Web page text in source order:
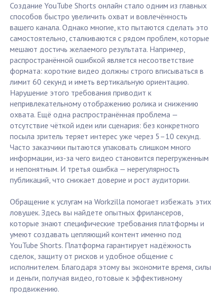
Создание YouTube Shorts онлайн стало одним из главных
способов быстро увеличить охват и вовлечённость
вашего канала. Однако многие, кто пытаются сделать это
самостоятельно, сталкиваются с рядом проблем, которые
мешают достичь желаемого результата. Например,
распространённой ошибкой является несоответствие
формата: короткие видео должны строго вписываться в
лимит 60 секунд и иметь вертикальную ориентацию.
Нарушение этого требования приводит к
непривлекательному отображению ролика и снижению
охвата. Ещё одна распространённая проблема —
отсутствие чёткой идеи или сценария: без конкретного
посыла зритель теряет интерес уже через 5–10 секунд.
Часто заказчики пытаются упаковать слишком много
информации, из-за чего видео становится перегруженным
и непонятным. И третья ошибка — нерегулярность
публикаций, что снижает доверие и рост аудитории.
Обращение к услугам на Workzilla помогает избежать этих
ловушек. Здесь вы найдете опытных фрилансеров,
которые знают специфические требования платформы и
умеют создавать цепляющий контент именно под
YouTube Shorts. Платформа гарантирует надёжность
сделок, защиту от рисков и удобное общение с
исполнителем. Благодаря этому вы экономите время, силы
и деньги, получая видео, готовые к эффективному
продвижению.